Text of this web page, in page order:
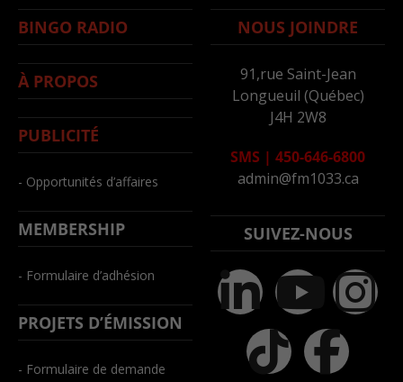
BINGO RADIO
À PROPOS
PUBLICITÉ
- Opportunités d’affaires
MEMBERSHIP
- Formulaire d’adhésion
PROJETS D’ÉMISSION
- Formulaire de demande
NOUS JOINDRE
91,rue Saint-Jean
Longueuil (Québec)
J4H 2W8
SMS | 450-646-6800
admin@fm1033.ca
SUIVEZ-NOUS